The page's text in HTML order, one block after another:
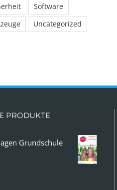
Software
Uncategorized
PRODUKTE
Grundschule